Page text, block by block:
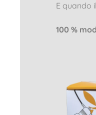
E quando
100 %